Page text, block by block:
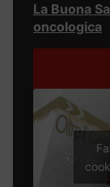
La Buona
oncologica